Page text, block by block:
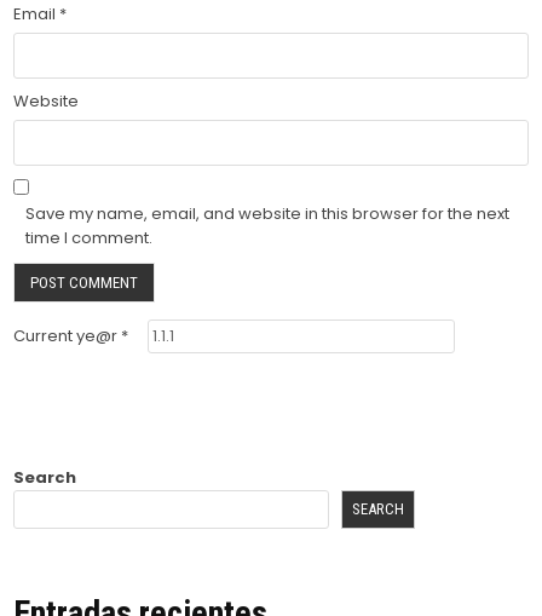
Email *
Website
Save my name, email, and website in this browser for the next
time I comment.
Current ye@r *
Search
SEARCH